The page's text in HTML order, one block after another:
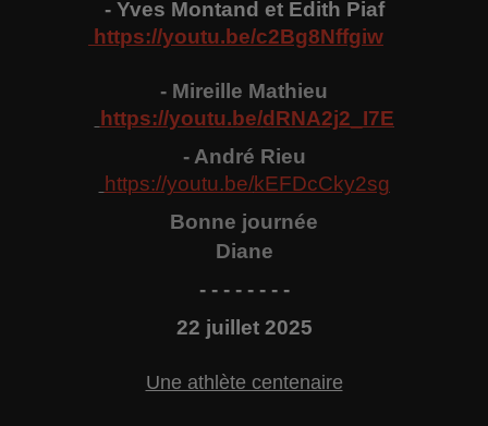
- Yves Montand et Edith Piaf
https://youtu.be/c2Bg8Nffgiw
- Mireille Mathieu
https://youtu.be/dRNA2j2_I7E
- André Rieu
https://youtu.be/kEFDcCky2sg
Bonne journée
Diane
- - - - - - - -
22 juillet 2025
Une athlète centenaire